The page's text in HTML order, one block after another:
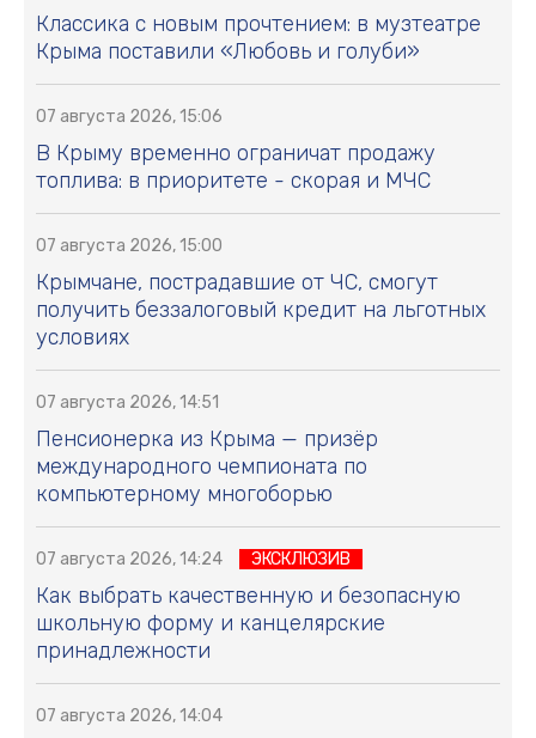
Классика с новым прочтением: в музтеатре
Крыма поставили «Любовь и голуби»
07 августа 2026, 15:06
В Крыму временно ограничат продажу
топлива: в приоритете - скорая и МЧС
07 августа 2026, 15:00
Крымчане, пострадавшие от ЧС, смогут
получить беззалоговый кредит на льготных
условиях
07 августа 2026, 14:51
Пенсионерка из Крыма — призёр
международного чемпионата по
компьютерному многоборью
07 августа 2026, 14:24 ЭКСКЛЮЗИВ
Как выбрать качественную и безопасную
школьную форму и канцелярские
принадлежности
07 августа 2026, 14:04